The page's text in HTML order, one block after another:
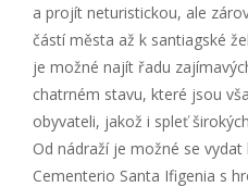
a projít neturistickou, ale
částí města až k santiagské
je možné najít řadu
chatrném stavu, které jsou
obyvateli, jakož i spleť
Od nádraží je možné se
Cementerio Santa Ifigenia s